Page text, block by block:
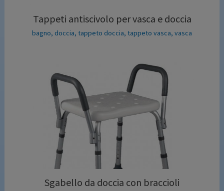
Tappeti antiscivolo per vasca e doccia
bagno, doccia, tappeto doccia, tappeto vasca, vasca
Sgabello da doccia con braccioli